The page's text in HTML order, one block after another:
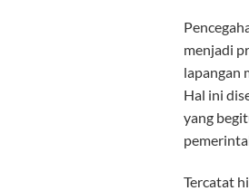
menjadi
lapangan
Hal ini
yang
Tercatat